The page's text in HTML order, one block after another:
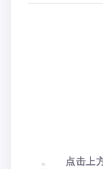
点击上